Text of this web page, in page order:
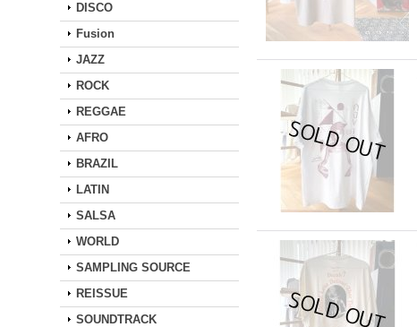
DISCO
Fusion
JAZZ
ROCK
REGGAE
AFRO
BRAZIL
LATIN
SALSA
WORLD
SAMPLING SOURCE
REISSUE
SOUNDTRACK